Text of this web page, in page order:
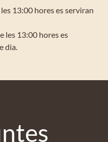
13:00 hores es serviran
les 13:00 hores es
dia.